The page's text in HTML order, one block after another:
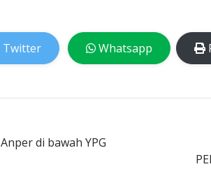
Twitter Whatsapp
di bawah YPG